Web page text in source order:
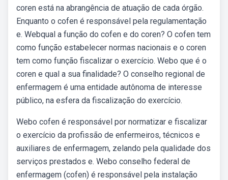
coren está na abrangência de atuação de cada órgão.
Enquanto o cofen é responsável pela regulamentação
e. Webqual a função do cofen e do coren? O cofen tem
como função estabelecer normas nacionais e o coren
tem como função fiscalizar o exercício. Webo que é o
coren e qual a sua finalidade? O conselho regional de
enfermagem é uma entidade autônoma de interesse
público, na esfera da fiscalização do exercício.
Webo cofen é responsável por normatizar e fiscalizar
o exercício da profissão de enfermeiros, técnicos e
auxiliares de enfermagem, zelando pela qualidade dos
serviços prestados e. Webo conselho federal de
enfermagem (cofen) é responsável pela instalação